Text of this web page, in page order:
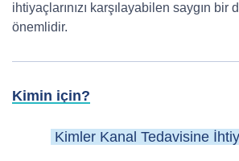
ihtiyaçlarınızı karşılayabilen saygın
önemlidir.
Kimin için?
Kimler Kanal Tedavisine